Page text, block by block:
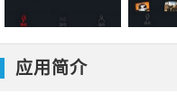
应用简介